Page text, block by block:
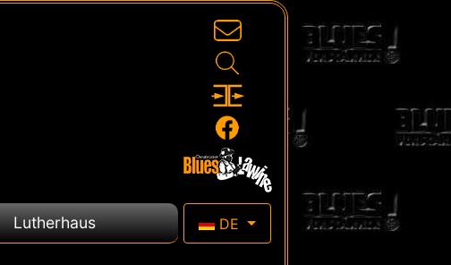
Sprache auswählen
DE
Lutherhaus